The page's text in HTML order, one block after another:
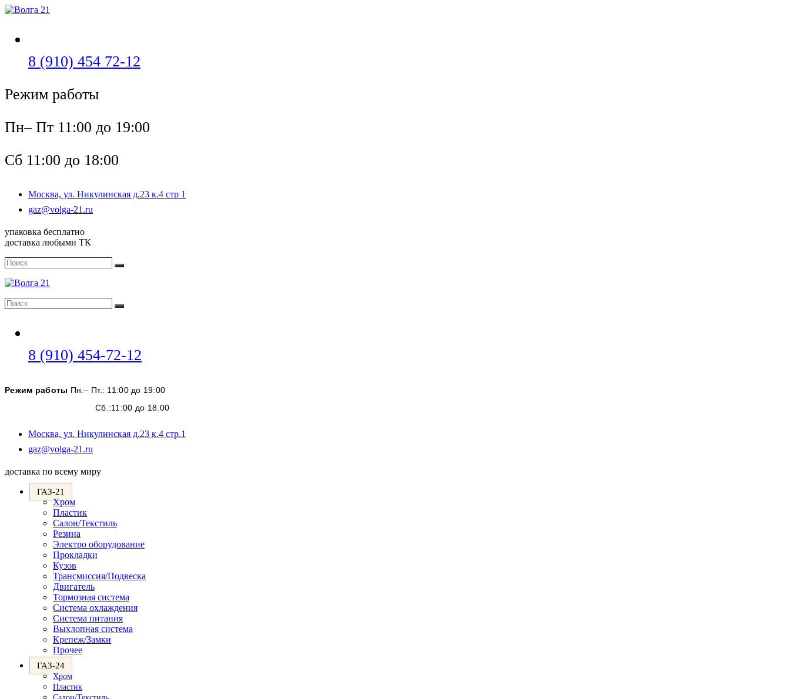
Перейти
8 (910) 454 72-12
Режим работы
Пн– Пт 11:00 до 19:00
Сб 11:00 до 18:00
Москва, ул. Никулинская д.23 к.4 стр 1
gaz@volga-21.ru
упаковка бесплатно
доставка любыми ТК
Поиск
Поиск
Поиск
Поиск
8 (910) 454-72-12
вашем
приложении
Режим работы Пн.– Пт.: 11:00 до 19:00
Сб.:11:00 до 18.00
Москва, ул. Никулинская д.23 к.4 стр.1
gaz@volga-21.ru
вашем
доставка по всему миру
ГАЗ-21
Хром
Пластик
Салон/Текстиль
Резина
Электро оборудование
Прокладки
Кузов
Трансмиссия/Подвеска
Двигатель
Тормозная система
Система охлаждения
Система питания
Выхлопная система
Крепеж/Замки
Прочее
ГАЗ-24
Хром
Пластик